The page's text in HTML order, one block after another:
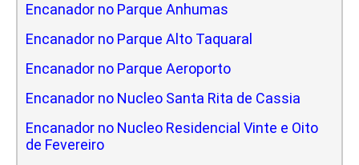
Encanador no Parque Anhumas
Encanador no Parque Alto Taquaral
Encanador no Parque Aeroporto
Encanador no Nucleo Santa Rita de Cassia
Encanador no Nucleo Residencial Vinte e Oito
de Fevereiro